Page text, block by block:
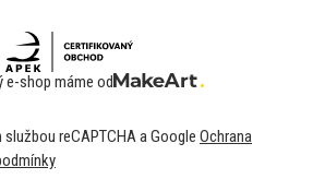
e-shop máme od
reCAPTCHA a Google Ochrana